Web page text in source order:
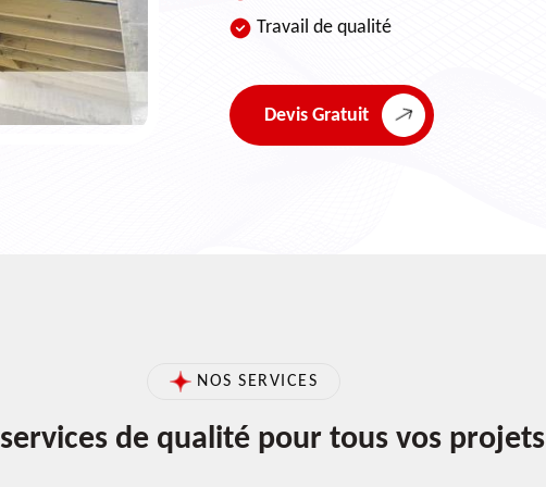
Travail de qualité
Devis Gratuit
NOS SERVICES
de qualité pour tous vos projets